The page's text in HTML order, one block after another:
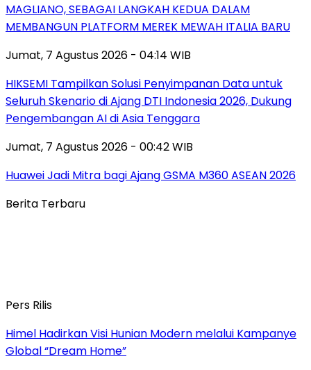
MAGLIANO, SEBAGAI LANGKAH KEDUA DALAM
MEMBANGUN PLATFORM MEREK MEWAH ITALIA BARU
Jumat, 7 Agustus 2026 - 04:14 WIB
HIKSEMI Tampilkan Solusi Penyimpanan Data untuk
Seluruh Skenario di Ajang DTI Indonesia 2026, Dukung
Pengembangan AI di Asia Tenggara
Jumat, 7 Agustus 2026 - 00:42 WIB
Huawei Jadi Mitra bagi Ajang GSMA M360 ASEAN 2026
Berita Terbaru
Pers Rilis
Himel Hadirkan Visi Hunian Modern melalui Kampanye
Global “Dream Home”